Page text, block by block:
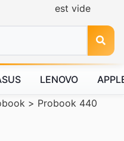
est vide
LENOVO
> Probook 440